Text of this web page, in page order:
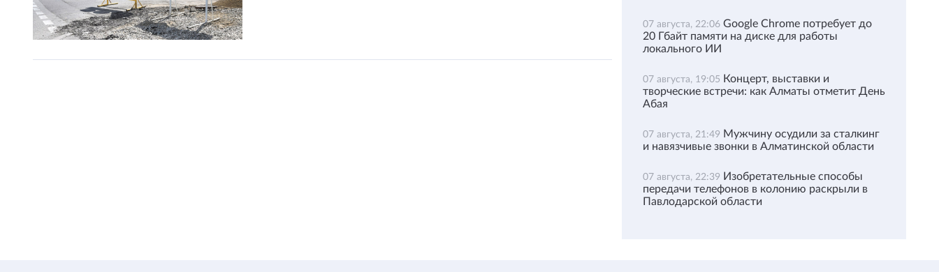
07 августа, 22:06 Google Chrome потребует до
20 Гбайт памяти на диске для работы
локального ИИ
07 августа, 19:05 Концерт, выставки и
творческие встречи: как Алматы отметит День
Абая
07 августа, 21:49 Мужчину осудили за сталкинг
и навязчивые звонки в Алматинской области
07 августа, 22:39 Изобретательные способы
передачи телефонов в колонию раскрыли в
Павлодарской области